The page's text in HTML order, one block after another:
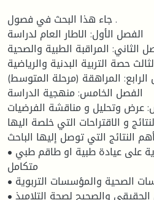
جاء هذا البحث في فصول .
الفصل الأول: الاطار العام لدراسة
الثاني: المراقبة الطبية والصحية
حصة التربية البدنية والرياضية
الرابع: المراهقة (مرحلة المتوسط)
الفصل الخامس: منهجية الدراسة
عرض وتحليل و مناقشة الفرضيات
و الاقتراحات التي خلصة اليها
النتائج التي توصل إليها الباحث :
• عدم توفر المؤسسات التربوية على عيادة طبية او طاقم طبي
متكامل
• عدم التنسيق بين المؤسسات الصحية والمؤسسات التربوية
• عدم التشخيص الحقيقي والصحيح لصحة التلاميذ